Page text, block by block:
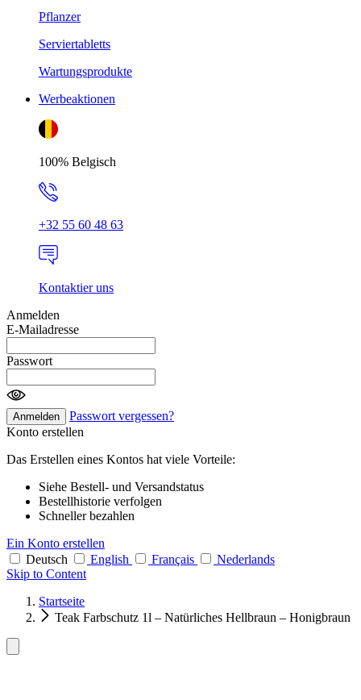
Pflanzer
Serviertabletts
Wartungsprodukte
Werbeaktionen
100% Belgisch
+32 55 60 48 63
Kontaktier uns
Anmelden
E-Mailadresse
Passwort
Anmelden
Passwort vergessen?
Konto erstellen
Das Erstellen eines Kontos hat viele Vorteile:
Siehe Bestell- und Versandstatus
Bestellhistorie verfolgen
Schneller bezahlen
Ein Konto erstellen
Deutsch
English Français
Nederlands
Skip to Content
Startseite
Teak Farbschutz 1l – Natürliches Hellbraun – Honigbraun